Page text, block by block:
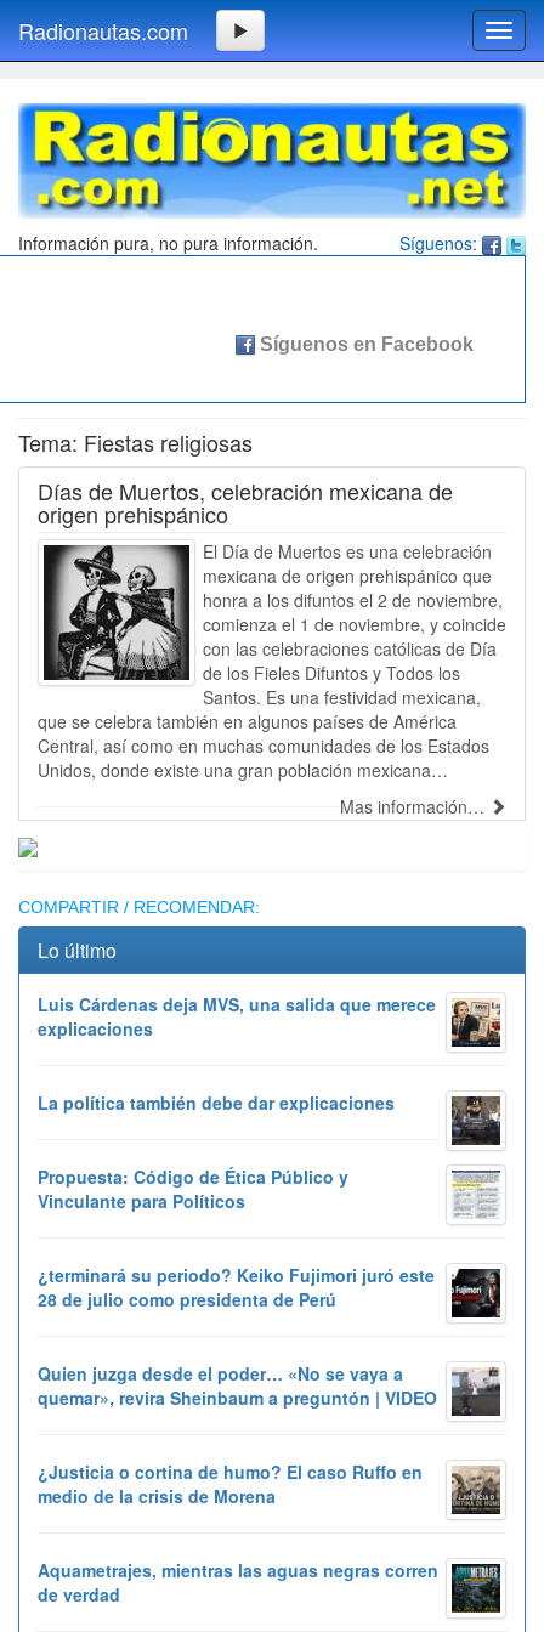
Radionautas.com
Síguenos:
Información pura, no pura información.
Tema: Fiestas religiosas
Días de Muertos, celebración mexicana de
origen prehispánico
El Día de Muertos es una celebración
mexicana de origen prehispánico que
honra a los difuntos el 2 de noviembre,
comienza el 1 de noviembre, y coincide
con las celebraciones católicas de Día
de los Fieles Difuntos y Todos los
Santos. Es una festividad mexicana,
que se celebra también en algunos países de América
Central, así como en muchas comunidades de los Estados
Unidos, donde existe una gran población mexicana…
Mas información…
Publicidad
COMPARTIR / RECOMENDAR:
Lo último
Luis Cárdenas deja MVS, una salida que merece
explicaciones
La política también debe dar explicaciones
Propuesta: Código de Ética Público y
Vinculante para Políticos
¿terminará su periodo? Keiko Fujimori juró este
28 de julio como presidenta de Perú
Quien juzga desde el poder… «No se vaya a
quemar», revira Sheinbaum a preguntón | VIDEO
¿Justicia o cortina de humo? El caso Ruffo en
medio de la crisis de Morena
Aquametrajes, mientras las aguas negras corren
de verdad